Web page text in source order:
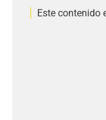
Este contenido